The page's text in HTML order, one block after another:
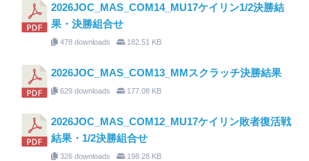
2026JOC_MAS_COM14_MU17ケイリン1/2決勝結
果・決勝組合せ
478 downloads 182.51 KB
2026JOC_MAS_COM13_MMスクラッチ決勝結果
629 downloads 177.08 KB
2026JOC_MAS_COM12_MU17ケイリン敗者復活戦
結果・1/2決勝組合せ
326 downloads 198.28 KB